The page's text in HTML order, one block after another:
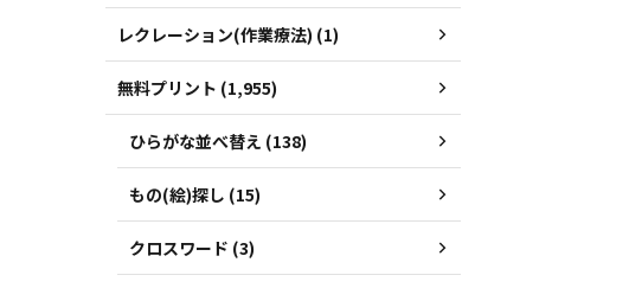
レクレーション(作業療法) (1)
無料プリント (1,955)
ひらがな並べ替え (138)
もの(絵)探し (15)
クロスワード (3)